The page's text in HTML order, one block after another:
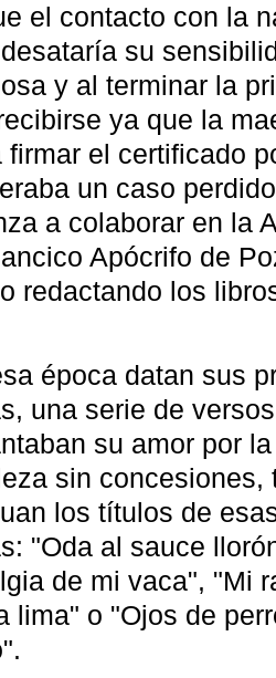
el contacto con la
su
y al terminar la
ya que la
firmar el certificado
un caso
a colaborar en la
Apócrifo de
redactando los
época datan sus
una serie de
su amor por la
sin concesiones,
los títulos de
"Oda al sauce
de mi vaca", "Mi
lima" o "Ojos de